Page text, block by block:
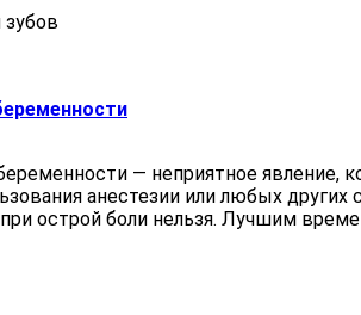
— неприятное явление,
анестезии или любых
острой боли нельзя. Лучшим